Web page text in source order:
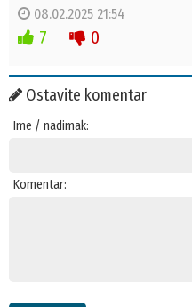
08.02.2025 21:54
7 0
Ostavite komentar
Ime / nadimak:
Komentar: